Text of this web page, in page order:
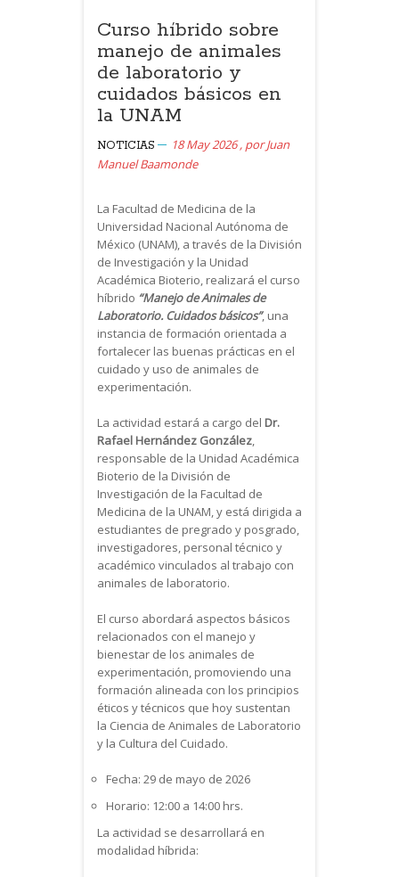
Curso híbrido sobre
manejo de animales
de laboratorio y
cuidados básicos en
la UNAM
NOTICIAS 18 May 2026 , porJuan
Manuel Baamonde
La Facultad de Medicina de la
Universidad Nacional Autónoma de
México (UNAM), a través de la División
de Investigación y la Unidad
Académica Bioterio, realizará el curso
híbrido “Manejo de Animales de
Laboratorio. Cuidados básicos”, una
instancia de formación orientada a
fortalecer las buenas prácticas en el
cuidado y uso de animales de
experimentación.
La actividad estará a cargo del Dr.
Rafael Hernández González,
responsable de la Unidad Académica
Bioterio de la División de
Investigación de la Facultad de
Medicina de la UNAM, y está dirigida a
estudiantes de pregrado y posgrado,
investigadores, personal técnico y
académico vinculados al trabajo con
animales de laboratorio.
El curso abordará aspectos básicos
relacionados con el manejo y
bienestar de los animales de
experimentación, promoviendo una
formación alineada con los principios
éticos y técnicos que hoy sustentan
la Ciencia de Animales de Laboratorio
y la Cultura del Cuidado.
Fecha: 29 de mayo de 2026
Horario: 12:00 a 14:00 hrs.
La actividad se desarrollará en
modalidad híbrida: